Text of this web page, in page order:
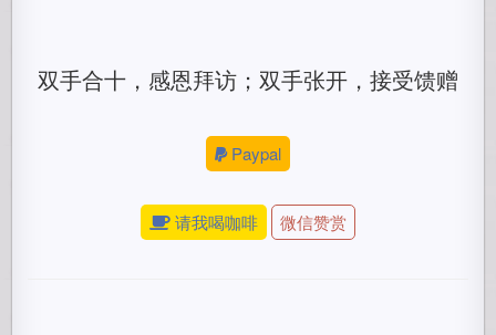
双手合十，感恩拜访；双手张开，接受馈赠
Paypal
请我喝咖啡 微信赞赏